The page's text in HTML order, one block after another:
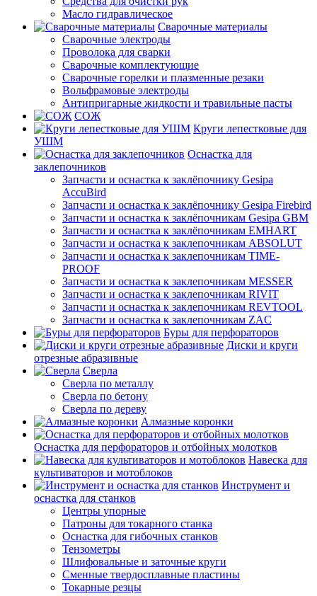
Масло гидравлическое
Сварочные материалы
Сварочные электроды
Проволока для сварки
Сварочные комплектующие
Сварочные горелки и плазменные резаки
Вольфрамовые электроды
Антипригарные жидкости и травильные пасты
СОЖ
Круги лепестковые для
УШМ
Оснастка для
заклепочников
Запчасти и оснастка к заклёпочнику Gesipa
AccuBird
Запчасти и оснастка к заклёпочнику Gesipa Firebird
Запчасти и оснастка к заклёпочникам Gesipa GBM
Запчасти и оснастка к заклёпочникам EMHART
Запчасти и оснастка к заклепочникам ABSOLUT
Запчасти и оснастка к заклепочникам TIME-
PROOF
Запчасти и оснастка к заклепочникам MESSER
Запчасти и оснастка к заклепочникам RIVIT
Запчасти и оснастка к заклепочникам REVTOOL
Запчасти и оснастка к заклепочникам ZAC
Буры для перфораторов
Диски и круги
отрезные абразивные
Сверла
Сверла по металлу
Сверла по бетону
Сверла по дереву
Алмазные коронки
Оснастка для перфораторов и отбойных молотков
Навеска для
культиваторов и мотоблоков
Инструмент и
оснастка для станков
Центры упорные
Патроны для токарного станка
Оснастка для гибочных станков
Тензометры
Шлифовальные и заточные круги
Сменные твердосплавные пластины
Токарные резцы